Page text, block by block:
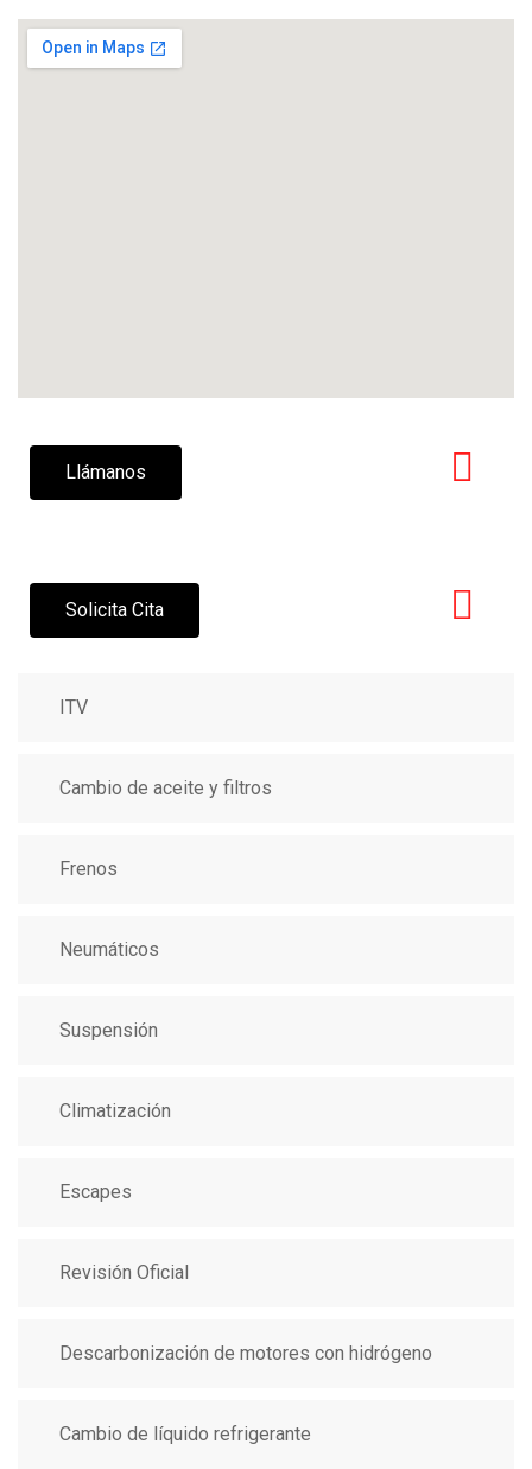
Llámanos
Solicita Cita
ITV
Cambio de aceite y filtros
Frenos
Neumáticos
Suspensión
Climatización
Escapes
Revisión Oficial
Descarbonización de motores con hidrógeno
Cambio de líquido refrigerante